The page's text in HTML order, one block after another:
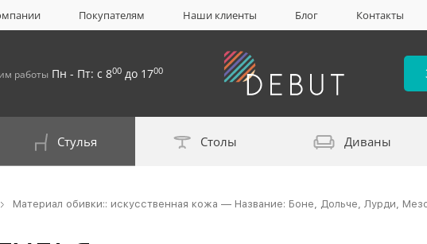
Покупателям Наши клиенты Блог Контакты
работы Пн - Пт: с 800 до 1700
Стулья Столы Диваны
Материал обивки:: искусственная кожа — Название: Боне, Дольче, Лурди,